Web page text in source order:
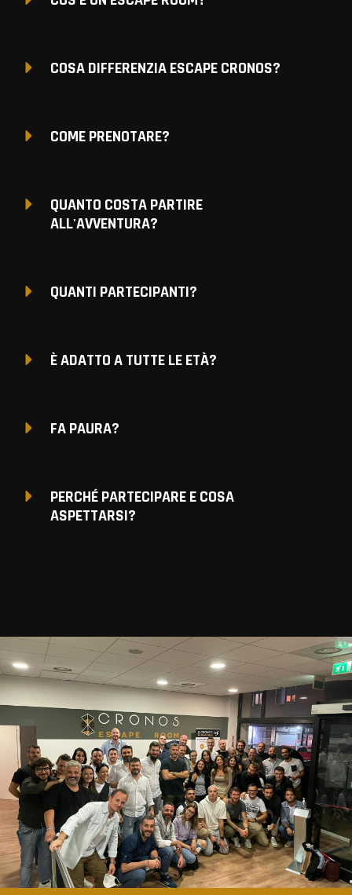
COSA DIFFERENZIA ESCAPE CRONOS?
COME PRENOTARE?
QUANTO COSTA PARTIRE
ALL'AVVENTURA?
QUANTI PARTECIPANTI?
È ADATTO A TUTTE LE ETÀ?
FA PAURA?
PERCHÉ PARTECIPARE E COSA
ASPETTARSI?